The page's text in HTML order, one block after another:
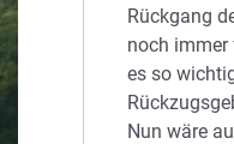
Rückgang
noch immer
es so
Nun wäre